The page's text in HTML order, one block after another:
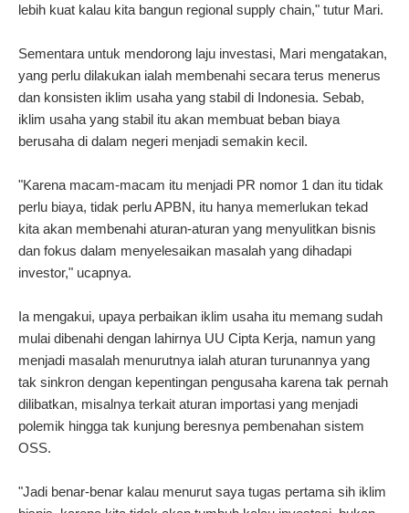
lebih kuat kalau kita bangun regional supply chain," tutur Mari.
Sementara untuk mendorong laju investasi, Mari mengatakan,
yang perlu dilakukan ialah membenahi secara terus menerus
dan konsisten iklim usaha yang stabil di Indonesia. Sebab,
iklim usaha yang stabil itu akan membuat beban biaya
berusaha di dalam negeri menjadi semakin kecil.
"Karena macam-macam itu menjadi PR nomor 1 dan itu tidak
perlu biaya, tidak perlu APBN, itu hanya memerlukan tekad
kita akan membenahi aturan-aturan yang menyulitkan bisnis
dan fokus dalam menyelesaikan masalah yang dihadapi
investor," ucapnya.
Ia mengakui, upaya perbaikan iklim usaha itu memang sudah
mulai dibenahi dengan lahirnya UU Cipta Kerja, namun yang
menjadi masalah menurutnya ialah aturan turunannya yang
tak sinkron dengan kepentingan pengusaha karena tak pernah
dilibatkan, misalnya terkait aturan importasi yang menjadi
polemik hingga tak kunjung beresnya pembenahan sistem
OSS.
"Jadi benar-benar kalau menurut saya tugas pertama sih iklim